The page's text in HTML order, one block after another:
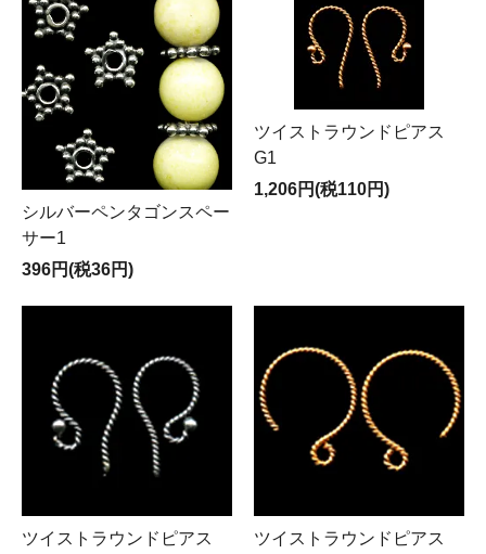
シルバーペンタゴンスペー
サー1
396円(税36円)
ツイストラウンドピアス
G1
1,206円(税110円)
ツイストラウンドピアス
ツイストラウンドピアス